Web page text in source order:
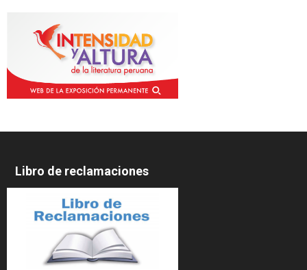
Libro de reclamaciones